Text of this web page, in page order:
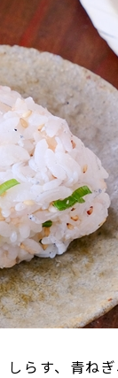
しらす、青ね